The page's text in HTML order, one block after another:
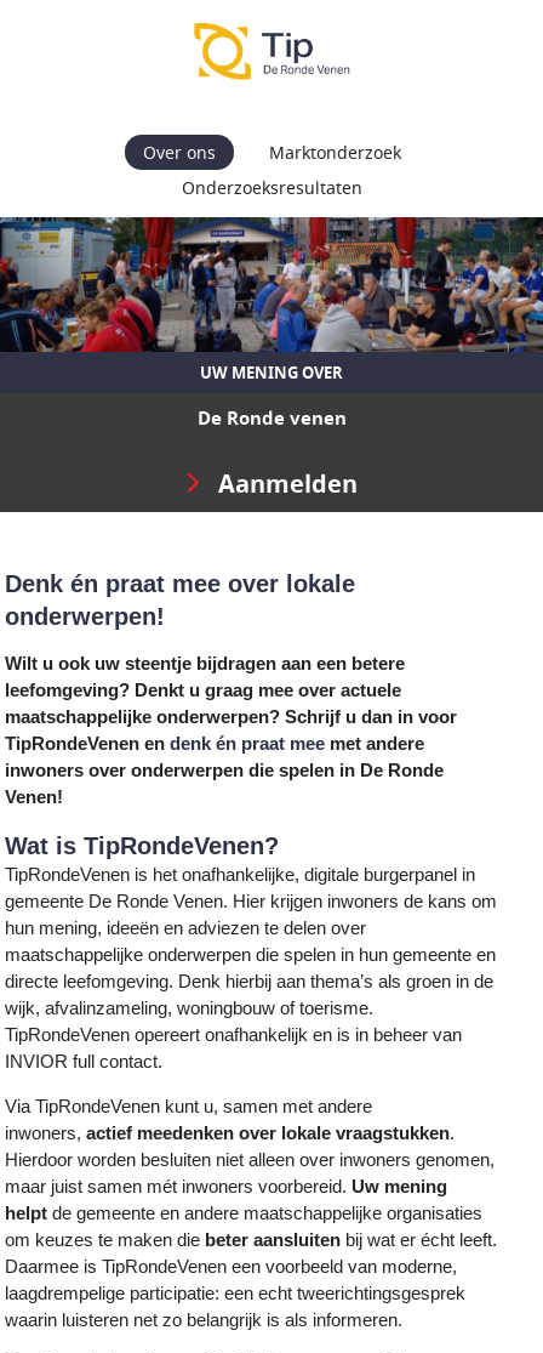
Over ons
Marktonderzoek
Onderzoeksresultaten
UW MENING OVER
De Ronde venen
Aanmelden
Denk én praat mee over lokale
onderwerpen!
Wilt u ook uw steentje bijdragen aan een betere
leefomgeving? Denkt u graag mee over actuele
maatschappelijke onderwerpen? Schrijf u dan in voor
TipRondeVenen endenk én praat mee met andere
inwoners over onderwerpen die spelen in De Ronde
Venen!
Wat is TipRondeVenen?
TipRondeVenen is het onafhankelijke, digitale burgerpanel in
gemeente De Ronde Venen. Hier krijgen inwoners de kans om
hun mening, ideeën en adviezen te delen over
maatschappelijke onderwerpen die spelen in hun gemeente en
directe leefomgeving. Denk hierbij aan thema’s als groen in de
wijk, afvalinzameling, woningbouw of toerisme.
TipRondeVenen opereert onafhankelijk en is in beheer van
INVIOR full contact.
Via TipRondeVenen kunt u, samen met andere
inwoners,actief meedenken over lokale vraagstukken.
Hierdoor worden besluiten niet alleen over inwoners genomen,
maar juist samen mét inwoners voorbereid. Uw mening
helpt de gemeente en andere maatschappelijke organisaties
om keuzes te maken die beter aansluiten bij wat er écht leeft.
Daarmee is TipRondeVenen een voorbeeld van moderne,
laagdrempelige participatie: een echt tweerichtingsgesprek
waarin luisteren net zo belangrijk is als informeren.